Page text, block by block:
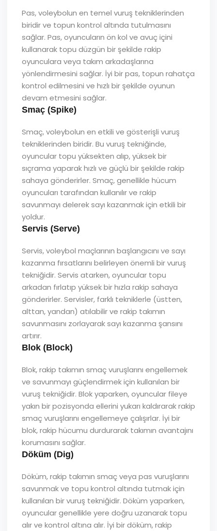
Pas, voleybolun en temel vuruş tekniklerinden
biridir ve topun kontrol altında tutulmasını
sağlar. Pas, oyuncuların ön kol ve avuç içini
kullanarak topu düzgün bir şekilde rakip
oyunculara veya takım arkadaşlarına
yönlendirmesini sağlar. İyi bir pas, topun rahatça
kontrol edilmesini ve hızlı bir şekilde oyunun
devam etmesini sağlar.
Smaç (Spike)
Smaç, voleybolun en etkili ve gösterişli vuruş
tekniklerinden biridir. Bu vuruş tekniğinde,
oyuncular topu yüksekten alıp, yüksek bir
sıçrama yaparak hızlı ve güçlü bir şekilde rakip
sahaya gönderirler. Smaç, genellikle hücum
oyuncuları tarafından kullanılır ve rakip
savunmayı delerek sayı kazanmak için etkili bir
yoldur.
Servis (Serve)
Servis, voleybol maçlarının başlangıcını ve sayı
kazanma fırsatlarını belirleyen önemli bir vuruş
tekniğidir. Servis atarken, oyuncular topu
arkadan fırlatıp yüksek bir hızla rakip sahaya
gönderirler. Servisler, farklı tekniklerle (üstten,
alttan, yandan) atılabilir ve rakip takımın
savunmasını zorlayarak sayı kazanma şansını
artırır.
Blok (Block)
Blok, rakip takımın smaç vuruşlarını engellemek
ve savunmayı güçlendirmek için kullanılan bir
vuruş tekniğidir. Blok yaparken, oyuncular fileye
yakın bir pozisyonda ellerini yukarı kaldırarak rakip
smaç vuruşlarını engellemeye çalışırlar. İyi bir
blok, rakip hücumu durdurarak takımın avantajını
korumasını sağlar.
Döküm (Dig)
Döküm, rakip takımın smaç veya pas vuruşlarını
savunmak ve topu kontrol altında tutmak için
kullanılan bir vuruş tekniğidir. Döküm yaparken,
oyuncular genellikle yere doğru uzanarak topu
alır ve kontrol altına alır. İyi bir döküm, rakip